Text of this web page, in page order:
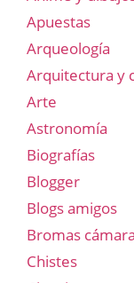
Apuestas
Arqueología
Arquitectura y
Arte
Astronomía
Biografías
Blogger
Blogs amigos
Bromas
Chistes